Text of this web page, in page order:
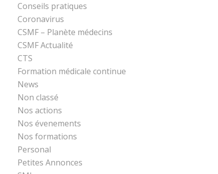
Conseils pratiques
Coronavirus
CSMF – Planète médecins
CSMF Actualité
CTS
Formation médicale continue
News
Non classé
Nos actions
Nos évenements
Nos formations
Personal
Petites Annonces